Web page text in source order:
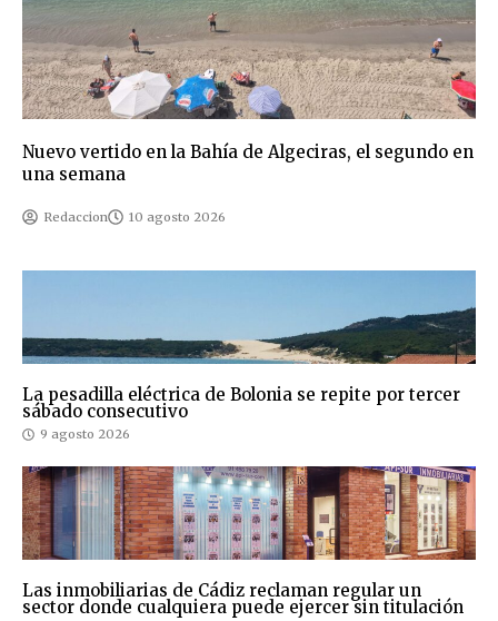
Nuevo vertido en la Bahía de Algeciras, el segundo en
una semana
Redaccion 10 agosto 2026
La pesadilla eléctrica de Bolonia se repite por tercer
sábado consecutivo
9 agosto 2026
Las inmobiliarias de Cádiz reclaman regular un
sector donde cualquiera puede ejercer sin titulación